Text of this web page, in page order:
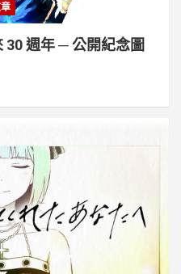
30 週年 ─ 公開紀念圖